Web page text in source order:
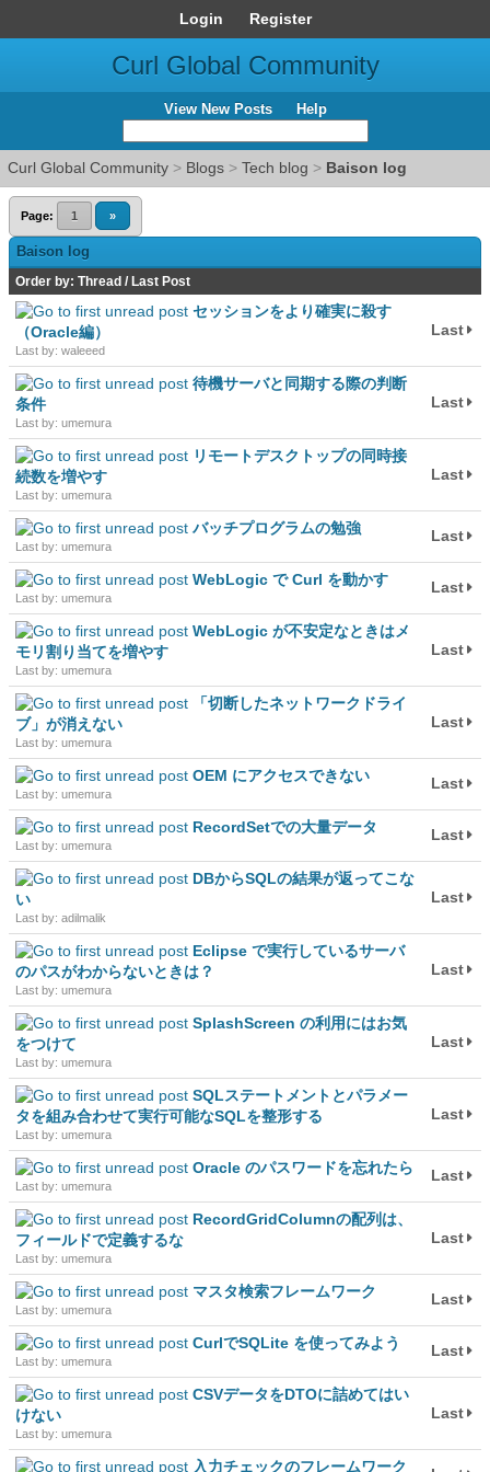
Login Register
Curl Global Community
View New Posts Help
Curl Global Community > Blogs > Tech blog > Baison log
Page: 1 »
Baison log
Order by: Thread / Last Post
セッションをより確実に殺す
（Oracle編）
Last by: waleeed
Last
待機サーバと同期する際の判断
条件
Last by: umemura
Last
リモートデスクトップの同時接
続数を増やす
Last by: umemura
Last
バッチプログラムの勉強
Last by: umemura
Last
WebLogic で Curl を動かす
Last by: umemura
Last
WebLogic が不安定なときはメ
モリ割り当てを増やす
Last by: umemura
Last
「切断したネットワークドライ
ブ」が消えない
Last by: umemura
Last
OEM にアクセスできない
Last by: umemura
Last
RecordSetでの大量データ
Last by: umemura
Last
DBからSQLの結果が返ってこな
い
Last by: adilmalik
Last
Eclipse で実行しているサーバ
のパスがわからないときは？
Last by: umemura
Last
SplashScreen の利用にはお気
をつけて
Last by: umemura
Last
SQLステートメントとパラメー
タを組み合わせて実行可能なSQLを整形する
Last by: umemura
Last
Oracle のパスワードを忘れたら
Last by: umemura
Last
RecordGridColumnの配列は、
フィールドで定義するな
Last by: umemura
Last
マスタ検索フレームワーク
Last by: umemura
Last
CurlでSQLite を使ってみよう
Last by: umemura
Last
CSVデータをDTOに詰めてはい
けない
Last by: umemura
Last
入力チェックのフレームワーク